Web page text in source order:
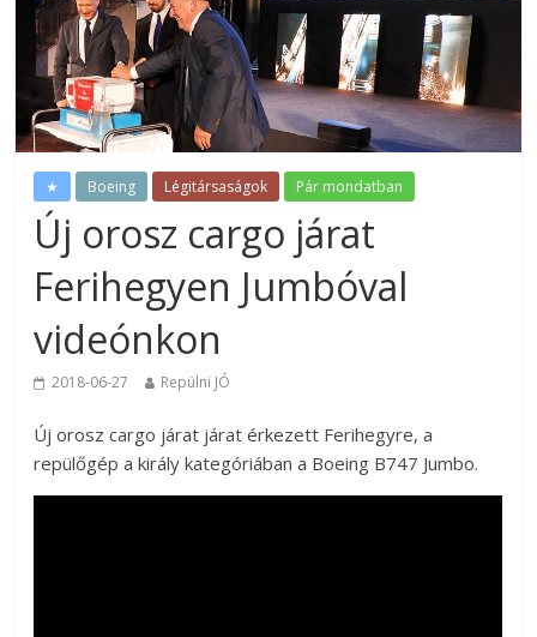
★ Boeing Légitársaságok Pár mondatban
Új orosz cargo járat
Ferihegyen Jumbóval
videónkon
2018-06-27 Repülni JÓ
Új orosz cargo járat járat érkezett Ferihegyre, a
repülőgép a király kategóriában a Boeing B747 Jumbo.